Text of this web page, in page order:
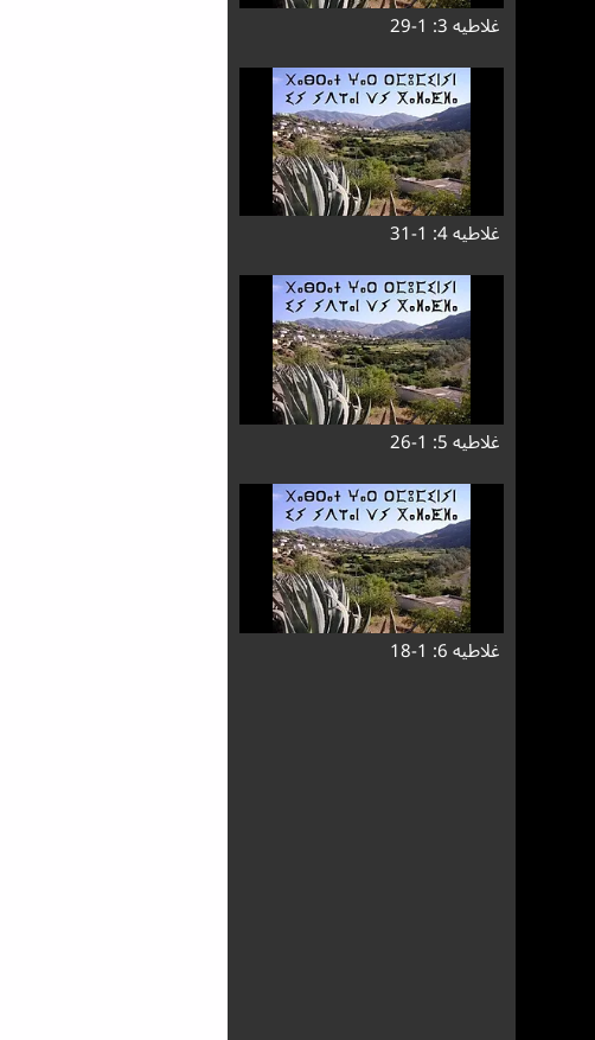
غلاطیه 3: 1-29
غلاطیه 4: 1-31
غلاطیه 5: 1-26
غلاطیه 6: 1-18